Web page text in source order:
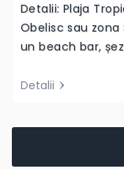
Detalii: Plaja
Obelisc sau
un beach bar,
Detalii